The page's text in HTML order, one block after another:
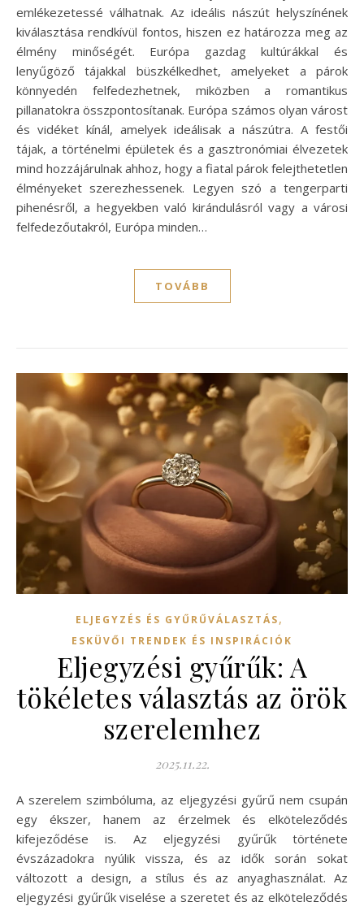
emlékezetessé válhatnak. Az ideális nászút helyszínének
kiválasztása rendkívül fontos, hiszen ez határozza meg az
élmény minőségét. Európa gazdag kultúrákkal és
lenyűgöző tájakkal büszkélkedhet, amelyeket a párok
könnyedén felfedezhetnek, miközben a romantikus
pillanatokra összpontosítanak. Európa számos olyan várost
és vidéket kínál, amelyek ideálisak a nászútra. A festői
tájak, a történelmi épületek és a gasztronómiai élvezetek
mind hozzájárulnak ahhoz, hogy a fiatal párok felejthetetlen
élményeket szerezhessenek. Legyen szó a tengerparti
pihenésről, a hegyekben való kirándulásról vagy a városi
felfedezőutakról, Európa minden…
TOVÁBB
ELJEGYZÉS ÉS GYŰRŰVÁLASZTÁS,
ESKÜVŐI TRENDEK ÉS INSPIRÁCIÓK
Eljegyzési gyűrűk: A
tökéletes választás az örök
szerelemhez
2025.11.22.
A szerelem szimbóluma, az eljegyzési gyűrű nem csupán
egy ékszer, hanem az érzelmek és elköteleződés
kifejeződése is. Az eljegyzési gyűrűk története
évszázadokra nyúlik vissza, és az idők során sokat
változott a design, a stílus és az anyaghasználat. Az
eljegyzési gyűrűk viselése a szeretet és az elköteleződés